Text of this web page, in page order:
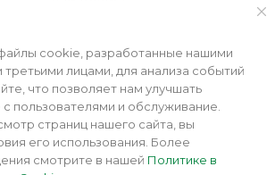
cookie, разработанные нашими
третьими лицами, для анализа событий
что позволяет нам улучшать
пользователями и обслуживание.
страниц нашего сайта, вы
его использования. Более
смотрите в нашей Политике в